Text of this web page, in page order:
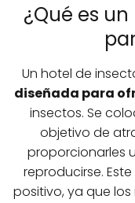
¿Qué es
Un hotel de
diseñada para
insectos. Se
objetivo de
proporcionarles
reproducirse.
positivo, ya que